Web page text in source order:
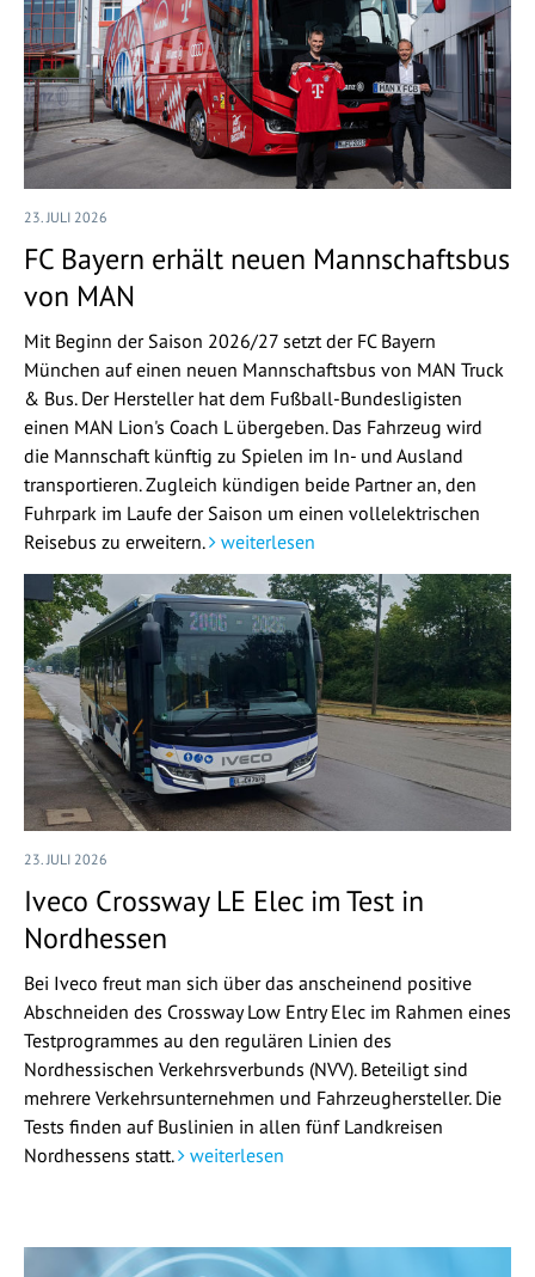
23. JULI 2026
FC Bayern erhält neuen Mannschaftsbus
von MAN
Mit Beginn der Saison 2026/27 setzt der FC Bayern
München auf einen neuen Mannschaftsbus von MAN Truck
& Bus. Der Hersteller hat dem Fußball-Bundesligisten
einen MAN Lion's Coach L übergeben. Das Fahrzeug wird
die Mannschaft künftig zu Spielen im In- und Ausland
transportieren. Zugleich kündigen beide Partner an, den
Fuhrpark im Laufe der Saison um einen vollelektrischen
Reisebus zu erweitern.
weiterlesen
23. JULI 2026
Iveco Crossway LE Elec im Test in
Nordhessen
Bei Iveco freut man sich über das anscheinend positive
Abschneiden des Crossway Low Entry Elec im Rahmen eines
Testprogrammes au den regulären Linien des
Nordhessischen Verkehrsverbunds (NVV). Beteiligt sind
mehrere Verkehrsunternehmen und Fahrzeughersteller. Die
Tests finden auf Buslinien in allen fünf Landkreisen
Nordhessens statt.
weiterlesen